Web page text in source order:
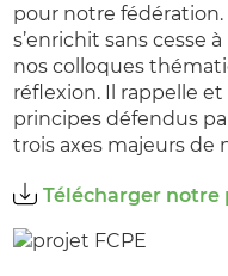
pour notre
s’enrichit sans cesse
nos colloques
réflexion. Il rappelle
principes défendus
trois axes majeurs de
Télécharger